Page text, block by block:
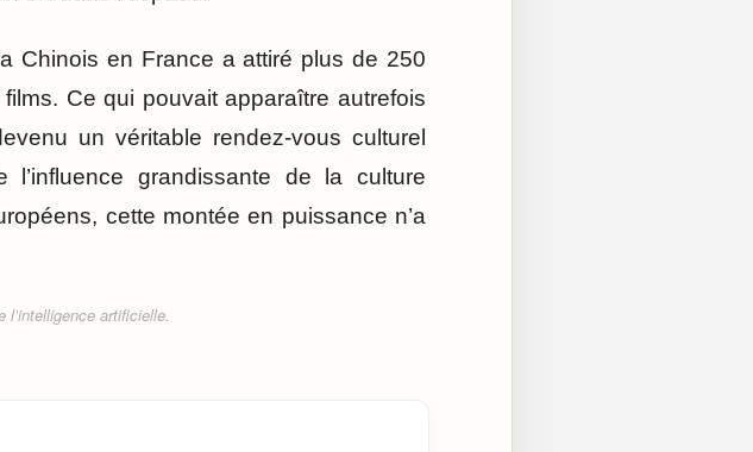
Chinois en France a attiré plus de 250
Ce qui pouvait apparaître autrefois
un véritable rendez-vous culturel
grandissante de la culture
cette montée en puissance n’a
artificielle.